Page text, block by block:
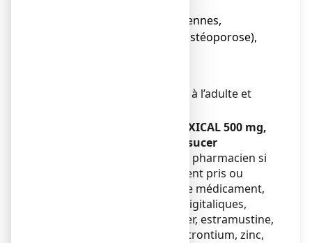
● les hormones thyroïdiennes,
● le strontium (contre l’ostéoporose),
Ce médicament est réservé à l’adulte et
Autres médicaments et FIXICAL 500 mg,
comprimé à croquer ou à sucer
Informez votre médecin ou pharmacien si
vous prenez, avez récemment pris ou
pourriez prendre tout autre médicament,
en particulier les cyclines, digitaliques,
bisphosphonates, sels de fer, estramustine,
hormones thyroïdiennes, strontium, zinc,